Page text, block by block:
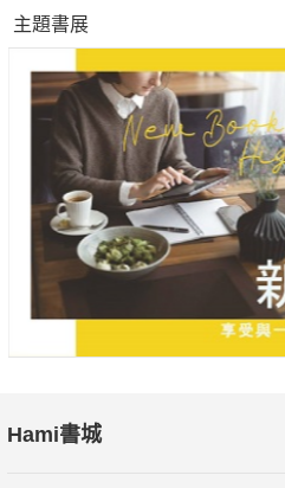
主題書展
Hami書城